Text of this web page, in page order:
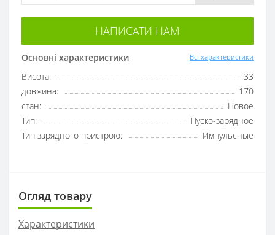
НАПИСАТИ НАМ
Основні характеристики Всі характеристики
Висота:
33
довжина:
170
стан:
Новое
Тип:
Пуско-зарядное
Тип зарядного пристрою:
Импульсные
Огляд товару
Характеристики